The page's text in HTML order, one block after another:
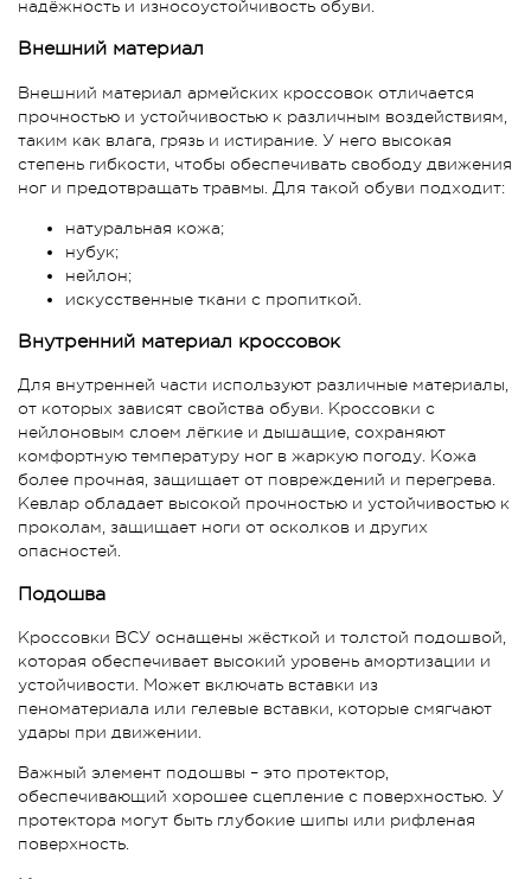
надёжность и износоустойчивость обуви.
Внешний материал
Внешний материал армейских кроссовок отличается
прочностью и устойчивостью к различным воздействиям,
таким как влага, грязь и истирание. У него высокая
степень гибкости, чтобы обеспечивать свободу движения
ног и предотвращать травмы. Для такой обуви подходит:
натуральная кожа;
нубук;
нейлон;
искусственные ткани с пропиткой.
Внутренний материал кроссовок
Для внутренней части используют различные материалы,
от которых зависят свойства обуви. Кроссовки с
нейлоновым слоем лёгкие и дышащие, сохраняют
комфортную температуру ног в жаркую погоду. Кожа
более прочная, защищает от повреждений и перегрева.
Кевлар обладает высокой прочностью и устойчивостью к
проколам, защищает ноги от осколков и других
опасностей.
Подошва
Кроссовки ВСУ оснащены жёсткой и толстой подошвой,
которая обеспечивает высокий уровень амортизации и
устойчивости. Может включать вставки из
пеноматериала или гелевые вставки, которые смягчают
удары при движении.
Важный элемент подошвы – это протектор,
обеспечивающий хорошее сцепление с поверхностью. У
протектора могут быть глубокие шипы или рифленая
поверхность.